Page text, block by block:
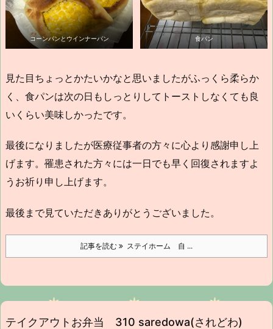
コーンパンとウインナーパン 食パン
見た目ちょっとかたいかなと思いましたがふっくら柔らか
く、食パンは次の日もしっとりしてトーストしなくても良
いくらい美味しかったです。
最後になりましたが医療従事者の方々に心より感謝申し上
げます。罹患された方々には一日でも早く回復されますよ
うお祈り申し上げます。
最後まで見ていただきありがとうございました。
記事を読む ステイホーム 自 ...
テイクアウトお弁当 310 saredowa(されどわ)